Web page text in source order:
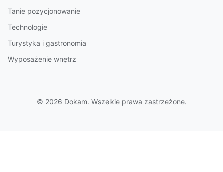
Tanie pozycjonowanie
Technologie
Turystyka i gastronomia
Wyposażenie wnętrz
© 2026 Dokam. Wszelkie prawa zastrzeżone.